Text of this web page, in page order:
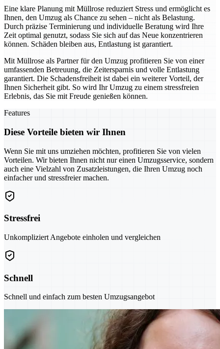
Eine klare Planung mit Müllrose reduziert Stress und ermöglicht es
Ihnen, den Umzug als Chance zu sehen – nicht als Belastung.
Durch präzise Terminierung und individuelle Beratung wird Ihre
Zeit optimal genutzt, sodass Sie sich auf das Neue konzentrieren
können. Schäden bleiben aus, Entlastung ist garantiert.
Mit Müllrose als Partner für den Umzug profitieren Sie von einer
umfassenden Betreuung, die Zeitersparnis und volle Entlastung
garantiert. Die Schadensfreiheit ist dabei ein weiterer Vorteil, der
Ihnen Sicherheit gibt. So wird Ihr Umzug zu einem stressfreien
Erlebnis, das Sie mit Freude genießen können.
Features
Diese Vorteile bieten wir Ihnen
Wenn Sie mit uns umziehen möchten, profitieren Sie von vielen
Vorteilen. Wir bieten Ihnen nicht nur einen Umzugsservice, sondern
auch eine Vielzahl von Zusatzleistungen, die Ihren Umzug noch
einfacher und stressfreier machen.
Stressfrei
Unkompliziert Angebote einholen und vergleichen
Schnell
Schnell und einfach zum besten Umzugsangebot